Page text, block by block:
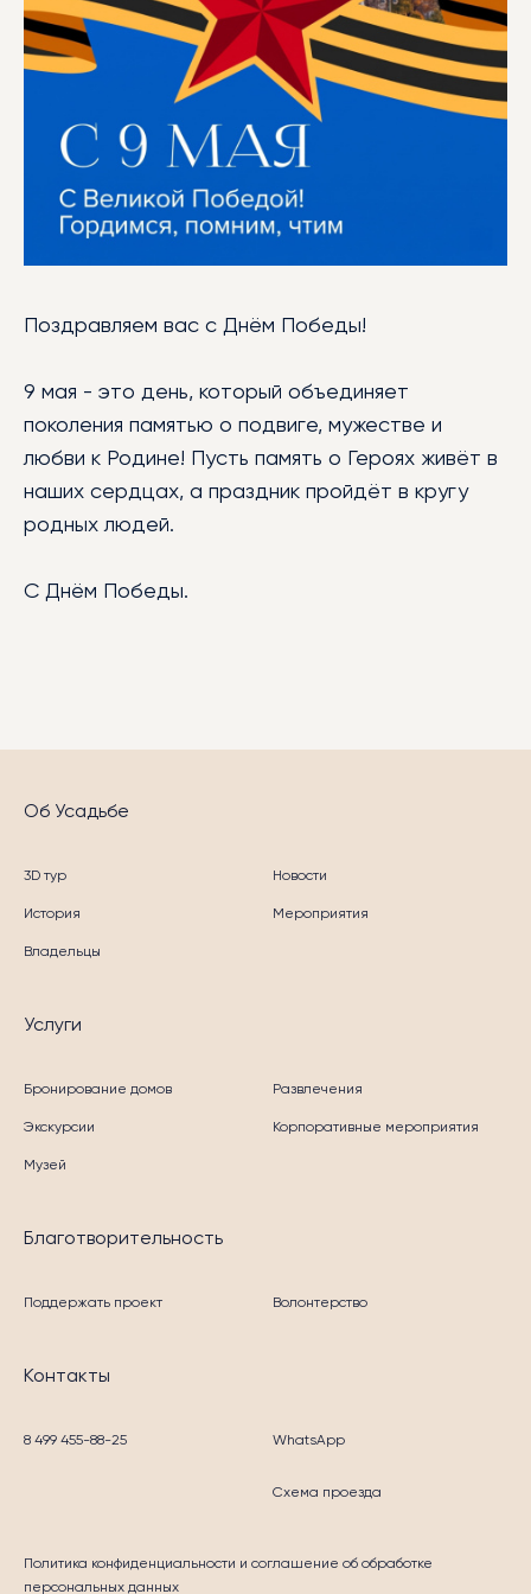
БИБЛИОТЕКА
МЕРОПРИЯТИЯ
БЛАГОТВОРИТЕЛЬНОСТЬ
КОНТАКТЫ
Поздравляем вас с Днём Победы!
9 мая - это день, который объединяет
поколения памятью о подвиге, мужестве и
любви к Родине! Пусть память о Героях живёт в
наших сердцах, а праздник пройдёт в кругу
родных людей.
С Днём Победы.
Об Усадьбе
3D тур
История
Владельцы
Новости
Мероприятия
Услуги
Бронирование домов
Экскурсии
Музей
Развлечения
Корпоративные мероприятия
Благотворительность
Поддержать проект Волонтерство
Контакты
8 499 455-88-25 WhatsApp
Схема проезда
Политика конфиденциальности и соглашение об обработке
персональных данных